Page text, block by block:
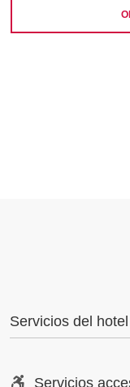
Servicios del hotel
Servicios